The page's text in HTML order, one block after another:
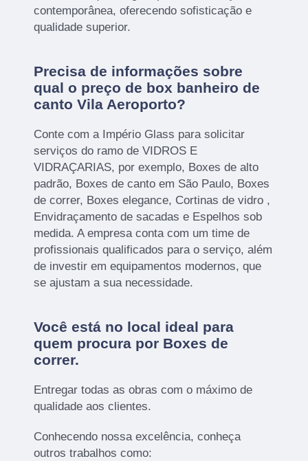
contemporânea, oferecendo sofisticação e
qualidade superior.
Precisa de informações sobre
qual o preço de box banheiro de
canto Vila Aeroporto?
Conte com a Império Glass para solicitar
serviços do ramo de VIDROS E
VIDRAÇARIAS, por exemplo, Boxes de alto
padrão, Boxes de canto em São Paulo, Boxes
de correr, Boxes elegance, Cortinas de vidro ,
Envidraçamento de sacadas e Espelhos sob
medida. A empresa conta com um time de
profissionais qualificados para o serviço, além
de investir em equipamentos modernos, que
se ajustam a sua necessidade.
Você está no local ideal para
quem procura por Boxes de
correr.
Entregar todas as obras com o máximo de
qualidade aos clientes.
Conhecendo nossa excelência, conheça
outros trabalhos como: